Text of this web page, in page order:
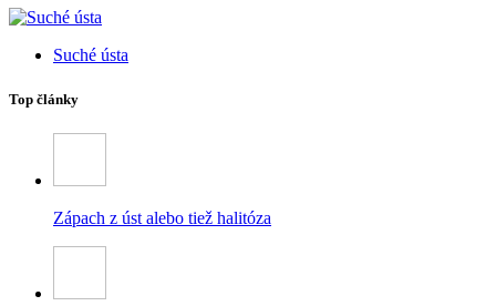
Suché ústa
Top články
Zápach z úst alebo tiež halitóza